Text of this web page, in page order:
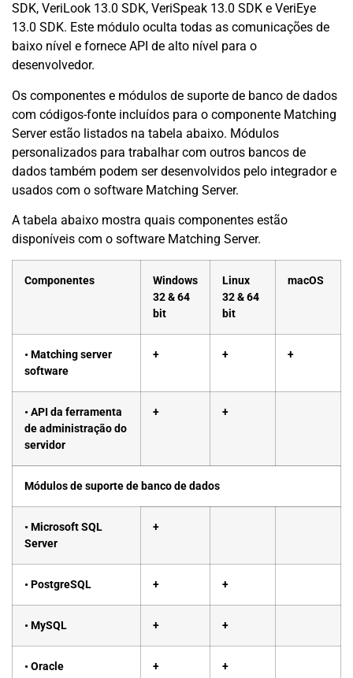
SDK, VeriLook 13.0 SDK, VeriSpeak 13.0 SDK e VeriEye
13.0 SDK. Este módulo oculta todas as comunicações de
baixo nível e fornece API de alto nível para o
desenvolvedor.
Os componentes e módulos de suporte de banco de dados
com códigos-fonte incluídos para o componente Matching
Server estão listados na tabela abaixo. Módulos
personalizados para trabalhar com outros bancos de
dados também podem ser desenvolvidos pelo integrador e
usados ​​com o software Matching Server.
A tabela abaixo mostra quais componentes estão
disponíveis com o software Matching Server.
Componentes
Windows
32 & 64
bit
Linux
32 & 64
bit
macOS
• Matching server
software
+ + +
• API da ferramenta
de administração do
servidor
+ +
Módulos de suporte de banco de dados
• Microsoft SQL
Server
+
• PostgreSQL + +
• MySQL + +
• Oracle + +